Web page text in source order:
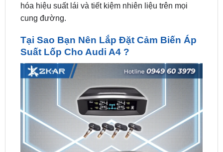
Tại Sao Bạn Nên Lắp Đặt Cảm Biến Áp